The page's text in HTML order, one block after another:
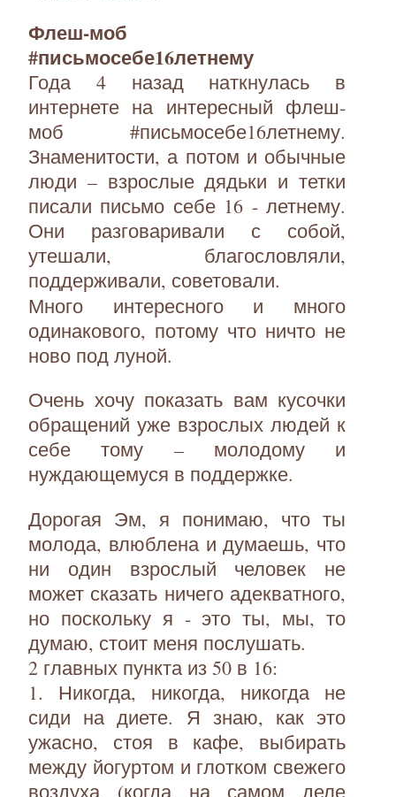
Флеш-моб
#письмосебе16летнему
Года 4 назад наткнулась в
интернете на интересный флеш-
моб #письмосебе16летнему.
Знаменитости, а потом и обычные
люди – взрослые дядьки и тетки
писали письмо себе 16 - летнему.
Они разговаривали с собой,
утешали, благословляли,
поддерживали, советовали.
Много интересного и много
одинакового, потому что ничто не
ново под луной.
Очень хочу показать вам кусочки
обращений уже взрослых людей к
себе тому – молодому и
нуждающемуся в поддержке.
Дорогая Эм, я понимаю, что ты
молода, влюблена и думаешь, что
ни один взрослый человек не
может сказать ничего адекватного,
но поскольку я - это ты, мы, то
думаю, стоит меня послушать.
2 главных пункта из 50 в 16:
1. Никогда, никогда, никогда не
сиди на диете. Я знаю, как это
ужасно, стоя в кафе, выбирать
между йогуртом и глотком свежего
воздуха (когда на самом деле